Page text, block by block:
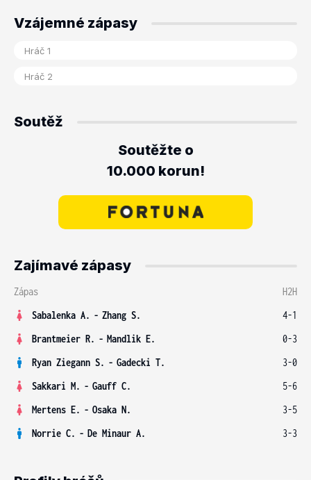
Vzájemné zápasy
Soutěž
Soutěžte o
10.000 korun!
Zajímavé zápasy
Zápas
H2H
Sabalenka A. - Zhang S.
4-1
Brantmeier R. - Mandlik E.
0-3
Ryan Ziegann S. - Gadecki T.
3-0
Sakkari M. - Gauff C.
5-6
Mertens E. - Osaka N.
3-5
Norrie C. - De Minaur A. 3-3